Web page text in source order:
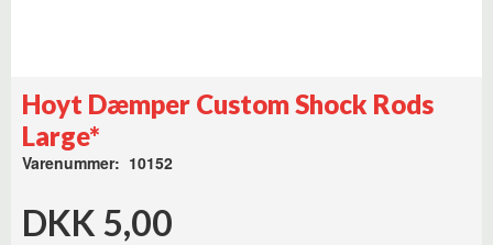
Hoyt Dæmper Custom Shock Rods
Large*
Varenummer: 10152
DKK 5,00